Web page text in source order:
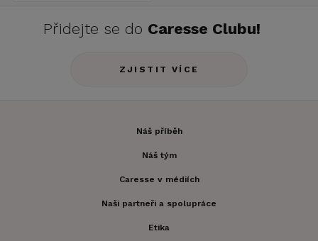
Přidejte se do Caresse Clubu!
ZJISTIT VÍCE
Náš příběh
Náš tým
Caresse v médiích
Naši partneři a spolupráce
Etika